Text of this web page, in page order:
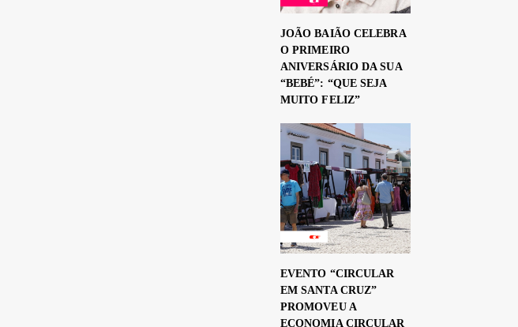
JOÃO BAIÃO CELEBRA
O PRIMEIRO
ANIVERSÁRIO DA SUA
“BEBÉ”: “QUE SEJA
MUITO FELIZ”
EVENTO “CIRCULAR
EM SANTA CRUZ”
PROMOVEU A
ECONOMIA CIRCULAR